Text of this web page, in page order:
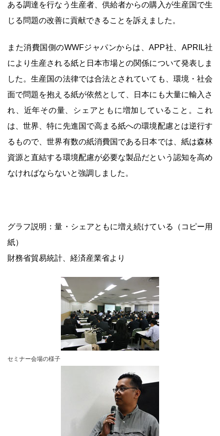
ある調達を行なう生産者、供給者からの購入が生産国で生
じる問題の改善に貢献できることを訴えました。
また消費国側のWWFジャパンからは、APP社、APRIL社
により生産される紙と日本市場との関係について発表しま
した。生産国の法律では合法とされていても、環境・社会
面で問題を抱える紙が依然として、日本にも大量に輸入さ
れ、近年その量、シェアともに増加していること。これ
は、世界、特に先進国で高まる紙への環境配慮とは逆行す
るもので、世界有数の紙消費国である日本では、紙は森林
資源と直結する環境配慮が必要な製品だという認知を高め
なければならないと強調しました。
グラフ説明：量・シェアともに増え続けている（コピー用
紙）
財務省貿易統計、経済産業省より
セミナー会場の様子